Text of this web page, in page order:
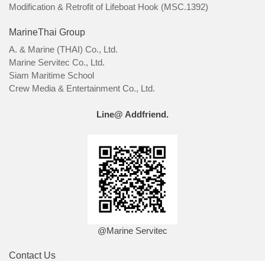
Modification & Retrofit of Lifeboat Hook (MSC.1392)
MarineThai Group
A. & Marine (THAI) Co., Ltd.
Marine Servitec Co., Ltd.
Siam Maritime School
Crew Media & Entertainment Co., Ltd.
Line@ Addfriend.
@Marine Servitec
Contact Us